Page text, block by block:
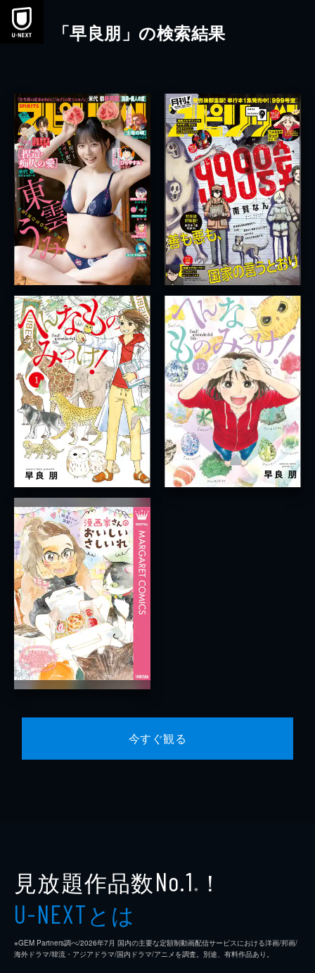
本文へスキップ
「早良朋」の検索結果
今すぐ観る
見放題作品数No.1 ※ ！
U-NEXTとは
※GEM Partners調べ/2026年7⽉ 国内の主要な定額制動画配信サービスにおける洋画/邦画/
海外ドラマ/韓流・アジアドラマ/国内ドラマ/アニメを調査。別途、有料作品あり。